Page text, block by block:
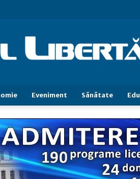
Cuvântul
Libertăţii
Eveniment Sănătate